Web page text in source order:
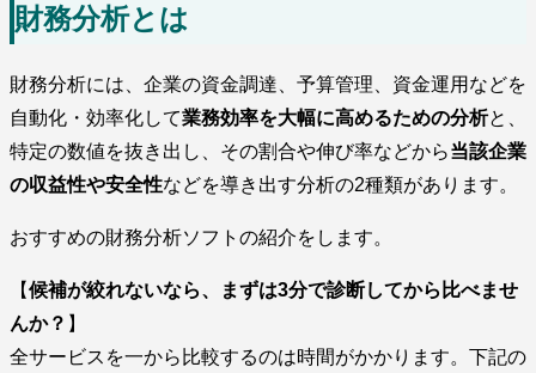
財務分析とは
財務分析には、企業の資金調達、予算管理、資金運用などを
自動化・効率化して業務効率を大幅に高めるための分析と、
特定の数値を抜き出し、その割合や伸び率などから当該企業
の収益性や安全性などを導き出す分析の2種類があります。
おすすめの財務分析ソフトの紹介をします。
【候補が絞れないなら、まずは3分で診断してから比べませ
んか？ 】
全サービスを一から比較するのは時間がかかります。下記の